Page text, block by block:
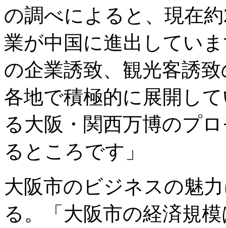
の調べによると、現在
業が中国に進出してい
の企業誘致、観光客誘
各地で積極的に展開し
る大阪・関西万博のプ
るところです」
大阪市のビジネスの魅
る。「大阪市の経済規